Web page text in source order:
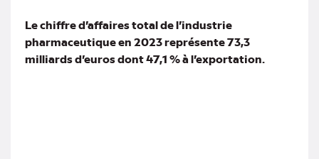
Le chiffre d’affaires total de l’industrie
pharmaceutique en 2023 représente 73,3
milliards d’euros dont 47,1 % à l’exportation.